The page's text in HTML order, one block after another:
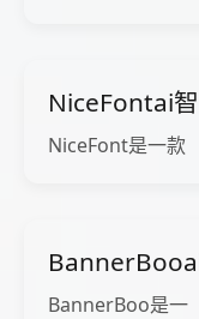
NiceFontai
NiceFont是一款
BannerBoo是一